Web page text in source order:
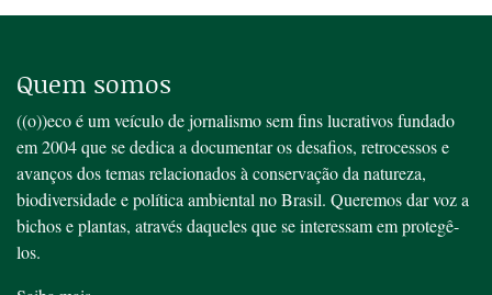
Quem somos
((o))eco é um veículo de jornalismo sem fins lucrativos fundado
em 2004 que se dedica a documentar os desafios, retrocessos e
avanços dos temas relacionados à conservação da natureza,
biodiversidade e política ambiental no Brasil. Queremos dar voz a
bichos e plantas, através daqueles que se interessam em protegê-
los.